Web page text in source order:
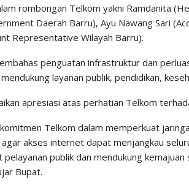
rombongan Telkom yakni Ramdanita
Daerah Barru), Ayu Nawang Sari
Representative Wilayah Barru).
penguatan infrastruktur dan
layanan publik, pendidikan,
apresiasi atas perhatian Telkom
Telkom dalam memperkuat
akses internet dapat menjangkau
publik dan mendukung
Bupat.